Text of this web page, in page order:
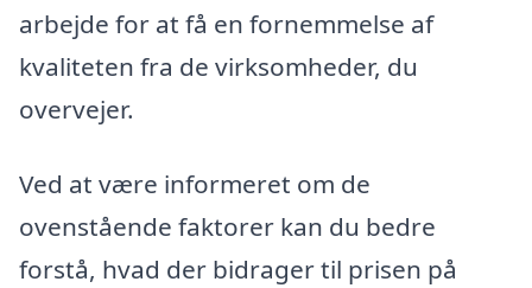
arbejde for at få en fornemmelse af
kvaliteten fra de virksomheder, du
overvejer.
Ved at være informeret om de
ovenstående faktorer kan du bedre
forstå, hvad der bidrager til prisen på